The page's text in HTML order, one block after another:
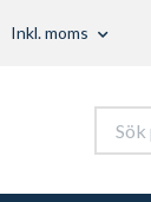
Inkl. moms